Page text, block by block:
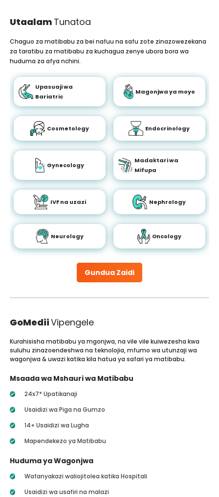
Utaalam Tunatoa
Gundua Zaidi
Chaguo za matibabu za bei nafuu na safu zote zinazowezekana
za taratibu za matibabu za kuchagua zenye ubora bora wa
huduma za afya nchini.
Upasuaji wa
Bariatric
Magonjwa ya moyo
Cosmetology Endocrinology
Gynecology
Madaktari wa
Mifupa
IVF na uzazi Nephrology
Neurology Oncology
GoMediiVipengele
Kurahisisha matibabu ya mgonjwa, na vile vile kuiwezesha kwa
suluhu zinazoendeshwa na teknolojia, mfumo wa utunzaji wa
wagonjwa & uwazi katika kila hatua ya safari ya matibabu.
Msaada wa Mshauri wa Matibabu
24x7* Upatikanaji
Usaidizi wa Piga na Gumzo
14+ Usaidizi wa Lugha
Mapendekezo ya Matibabu
Huduma ya Wagonjwa
Wafanyakazi waliojitolea katika Hospitali
Usaidizi wa usafiri na malazi